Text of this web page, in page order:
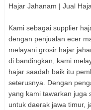
Hajar Jahanam | Jual
Kami sebagai supplier
dengan penjualan ecer
melayani grosir hajar
di bandingkan, kami
hajar saadah baik itu
seterusnya. Dengan
yang kami tawarkan juga
untuk daerak jawa timur,